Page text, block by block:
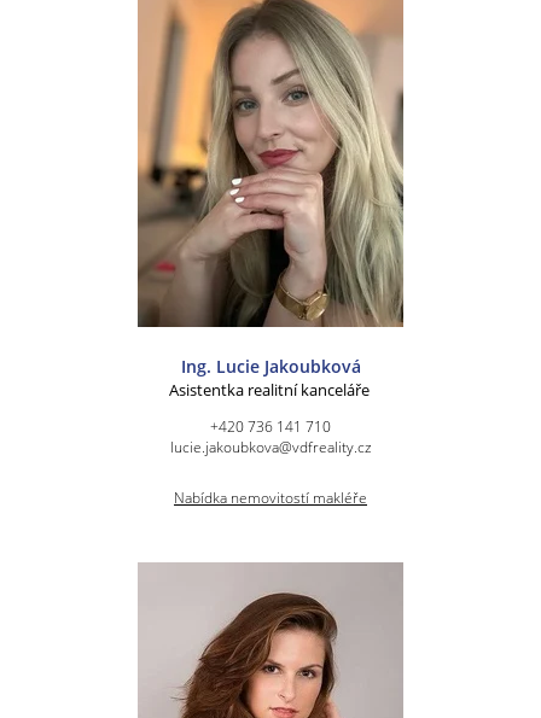
Ing. Lucie Jakoubková
Asistentka realitní kanceláře
+420 736 141 710
lucie.jakoubkova@vdfreality.cz
Nabídka nemovitostí makléře